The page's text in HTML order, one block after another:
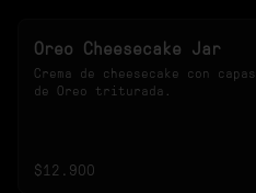
Oreo Cheesecake Jar
Crema de cheesecake con capas
de Oreo triturada.
$12.900